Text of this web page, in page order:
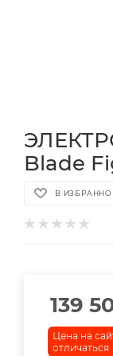
Blade
В
139
Цена на
отличаться